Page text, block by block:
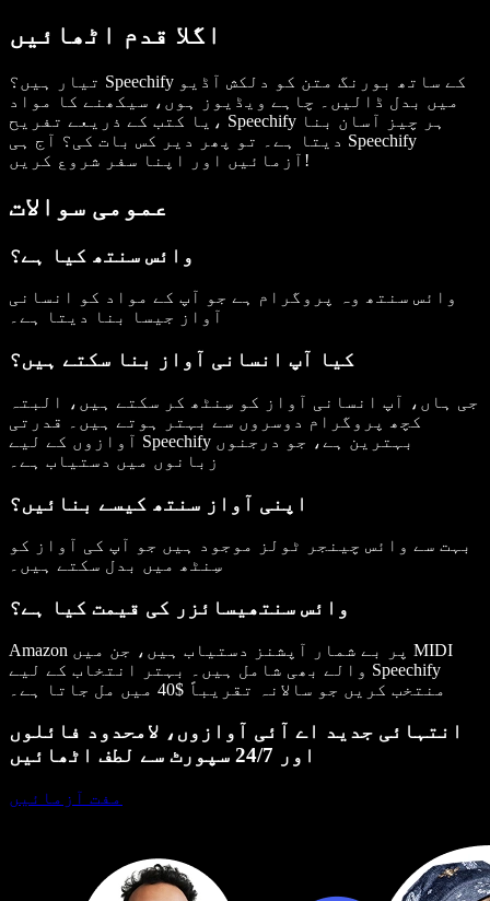
اگلا قدم اٹھائیں
تیار ہیں؟ Speechify کے ساتھ بورنگ متن کو دلکش آڈیو
میں بدل ڈالیں۔ چاہے ویڈیوز ہوں، سیکھنے کا مواد
یا کتب کے ذریعے تفریح، Speechify ہر چیز آسان بنا
دیتا ہے۔ تو پھر دیر کس بات کی؟ آج ہی Speechify
آزمائیں اور اپنا سفر شروع کریں!
عمومی سوالات
وائس سنتھ کیا ہے؟
وائس سنتھ وہ پروگرام ہے جو آپ کے مواد کو انسانی
آواز جیسا بنا دیتا ہے۔
کیا آپ انسانی آواز بنا سکتے ہیں؟
جی ہاں، آپ انسانی آواز کو سِنٹھ کر سکتے ہیں، البتہ
کچھ پروگرام دوسروں سے بہتر ہوتے ہیں۔ قدرتی
آوازوں کے لیے Speechify بہترین ہے، جو درجنوں
زبانوں میں دستیاب ہے۔
اپنی آواز سنتھ کیسے بنائیں؟
بہت سے وائس چینجر ٹولز موجود ہیں جو آپ کی آواز کو
سِنٹھ میں بدل سکتے ہیں۔
وائس سنتھیسائزر کی قیمت کیا ہے؟
Amazon پر بے شمار آپشنز دستیاب ہیں، جن میں MIDI
والے بھی شامل ہیں۔ بہتر انتخاب کے لیے Speechify
منتخب کریں جو سالانہ تقریباً $40 میں مل جاتا ہے۔
انتہائی جدید اے آئی آوازوں، لامحدود فائلوں
اور 24/7 سپورٹ سے لطف اٹھائیں
مفت آزمائیں